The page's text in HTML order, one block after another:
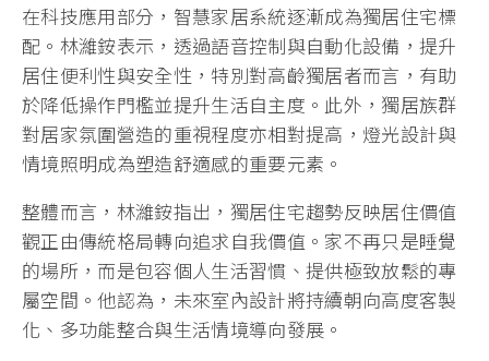
在科技應用部分，智慧家居系統逐漸成為獨居住宅標
配。林濰銨表示，透過語音控制與自動化設備，提升
居住便利性與安全性，特別對高齡獨居者而言，有助
於降低操作門檻並提升生活自主度。此外，獨居族群
對居家氛圍營造的重視程度亦相對提高，燈光設計與
情境照明成為塑造舒適感的重要元素。
整體而言，林濰銨指出，獨居住宅趨勢反映居住價值
觀正由傳統格局轉向追求自我價值。家不再只是睡覺
的場所，而是包容個人生活習慣、提供極致放鬆的專
屬空間。他認為，未來室內設計將持續朝向高度客製
化、多功能整合與生活情境導向發展。